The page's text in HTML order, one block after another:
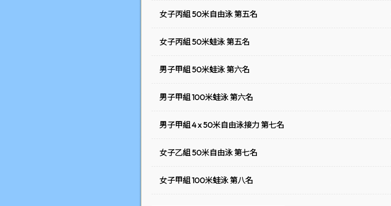
女子丙組 50米自由泳 第五名
女子丙組 50米蛙泳 第五名
男子甲組 50米蛙泳 第六名
男子甲組 100米蛙泳 第六名
男子甲組 4 x 50米自由泳接力 第七名
女子乙組 50米自由泳 第七名
女子甲組 100米蛙泳 第八名